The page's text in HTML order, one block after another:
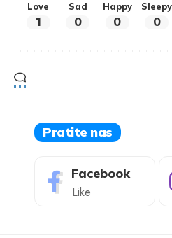
Love
1
Sad
0
Happy
0
Sleepy
0
Pratite nas
Facebook
Like